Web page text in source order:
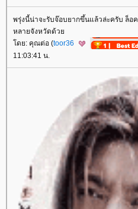
พรุ่งนี้น่าจะรับจ๊อบยากขึ้นแล้วล่ะครับ ล็อ
หลายจังหวัดด้ว
ดย: คุณต่อ (toor36
11:03:41 น.